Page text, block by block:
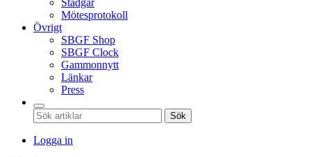
Stadgar
Mötesprotokoll
Övrigt
SBGF Shop
SBGF Clock
Gammonnytt
Länkar
Press
Sök
Logga in